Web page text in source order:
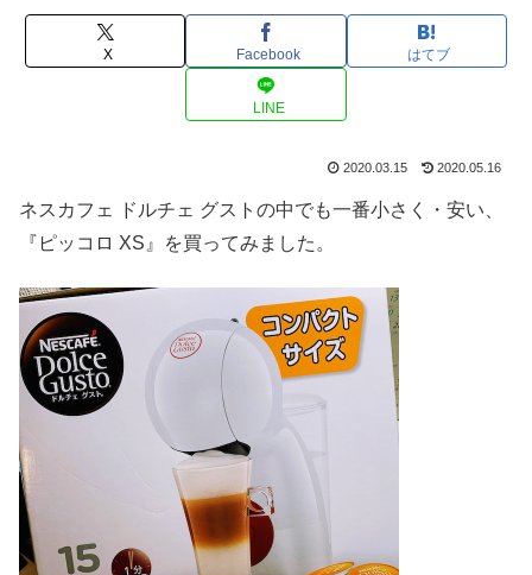
X Facebook はてブ
LINE
2020.03.15 2020.05.16
ネスカフェ ドルチェ グストの中でも一番小さく・安い、
『ピッコロ XS』を買ってみました。